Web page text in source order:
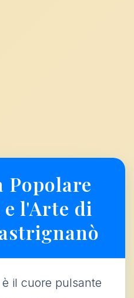
Popolare
l'Arte di
il cuore pulsante